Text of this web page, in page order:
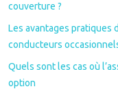
couverture ?
Les avantages pratiques
conducteurs
Quels sont les cas où
option